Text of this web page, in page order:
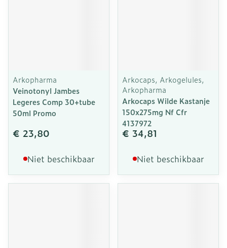
Arkopharma
Veinotonyl Jambes
Legeres Comp 30+tube
50ml Promo
€ 23,80
Niet beschikbaar
Arkocaps, Arkogelules,
Arkopharma
Arkocaps Wilde Kastanje
150x275mg Nf Cfr
4137972
€ 34,81
Niet beschikbaar